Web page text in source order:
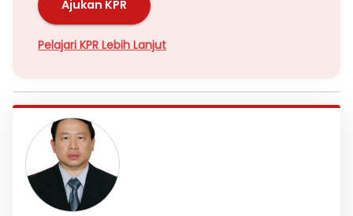
Ajukan KPR
Pelajari KPR Lebih Lanjut